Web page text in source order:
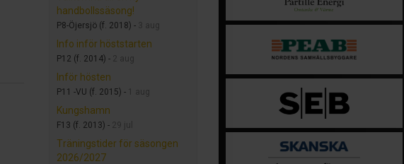
handbollssäsong!
P8-Öjersjö (f. 2018) - 3 aug
Info inför höststarten
P12 (f. 2014) - 2 aug
Inför hösten
P11 -VU (f. 2015) - 1 aug
Kungshamn
F13 (f. 2013) - 29 jul
Träningstider för säsongen
2026/2027